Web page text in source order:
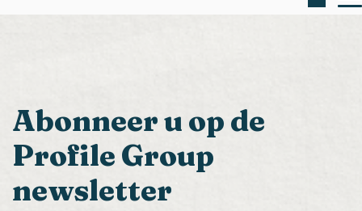
Abonneer u op de
Profile Group
newsletter